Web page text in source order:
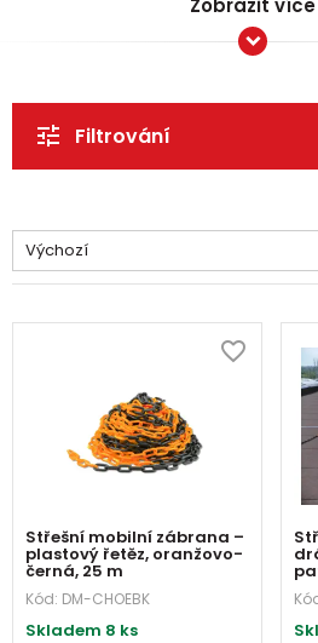
Zobrazit více
Filtrování
Výchozí
Střešní mobilní zábrana –
plastový řetěz, oranžovo-
černá, 25 m
Kód: DM-CHOEBK
Skladem 8 ks